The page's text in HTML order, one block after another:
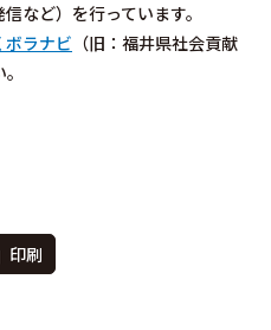
など）を行っています。
ボラナビ （旧：福井県社会貢献
印刷